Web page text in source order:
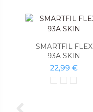
SMARTFIL FLEX
93A SKIN
22,99 €